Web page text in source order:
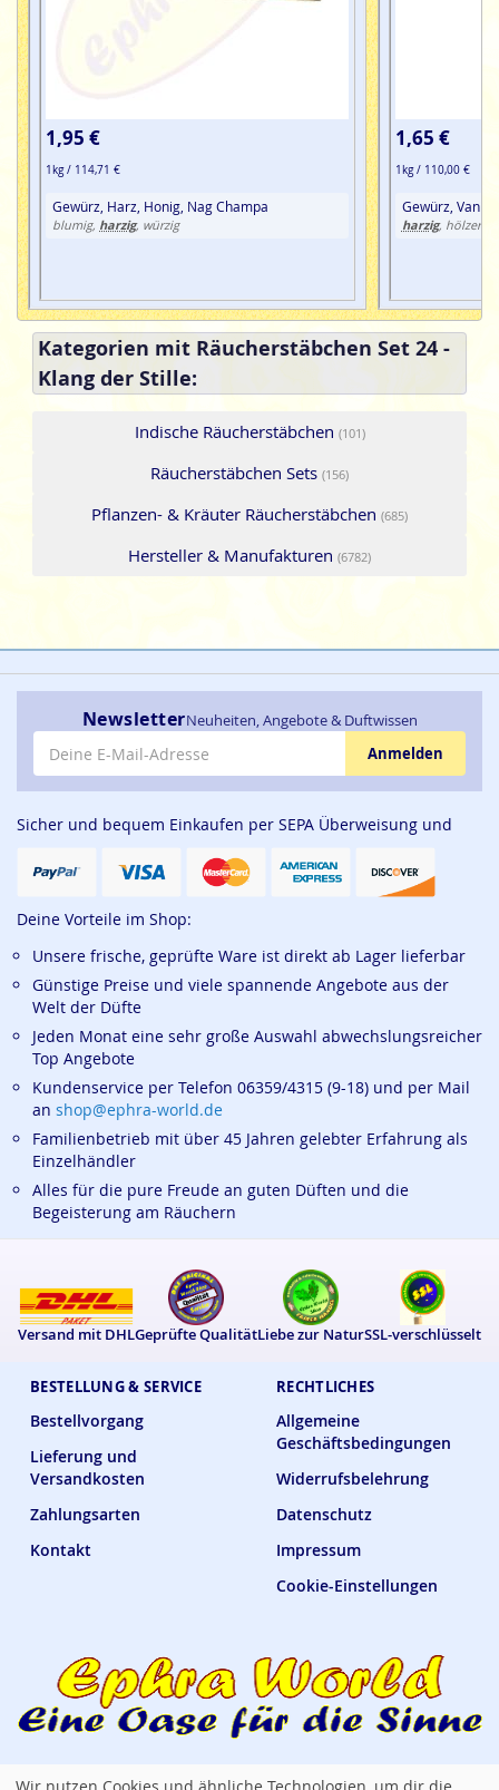
1,95 €
1kg / 114,71 €
Gewürz, Harz, Honig, Nag Champa
blumig, harzig, würzig
1,65 €
1kg / 110,00 €
Gewürz, Vanille
harzig, hölzern,
Kategorien mit Räucherstäbchen Set 24 -
Klang der Stille:
Indische Räucherstäbchen (101)
Räucherstäbchen Sets (156)
Pflanzen- & Kräuter Räucherstäbchen (685)
Hersteller & Manufakturen (6782)
BESTELLUNG & SERVICE
Bestellvorgang
Lieferung und
Versandkosten
Zahlungsarten
Kontakt
RECHTLICHES
Allgemeine
Geschäftsbedingungen
Widerrufsbelehrung
Datenschutz
Impressum
Cookie-Einstellungen
NewsletterNeuheiten, Angebote & Duftwissen
E-Mail-Adresse
Anmelden
Sicher und bequem Einkaufen per SEPA Überweisung und
Deine Vorteile im Shop:
Unsere frische, geprüfte Ware ist direkt ab Lager lieferbar
Günstige Preise und viele spannende Angebote aus der
Welt der Düfte
Jeden Monat eine sehr große Auswahl abwechslungsreicher
Top Angebote
Kundenservice per Telefon 06359/4315 (9-18) und per Mail
an shop@ephra-world.de
Familienbetrieb mit über 45 Jahren gelebter Erfahrung als
Einzelhändler
Alles für die pure Freude an guten Düften und die
Begeisterung am Räuchern
Versand mit DHLGeprüfte QualitätLiebe zur NaturSSL-verschlüsselt